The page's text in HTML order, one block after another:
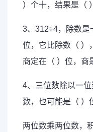
）个十，结果是（
3、312÷4，除数是
位，它比除数（ ）
商定在（ ）位，商
4、三位数除以一
数，也可能是（ ）
两位数乘两位数，